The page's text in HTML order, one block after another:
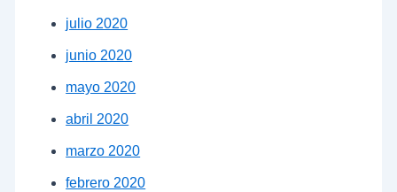
julio 2020
junio 2020
mayo 2020
abril 2020
marzo 2020
febrero 2020